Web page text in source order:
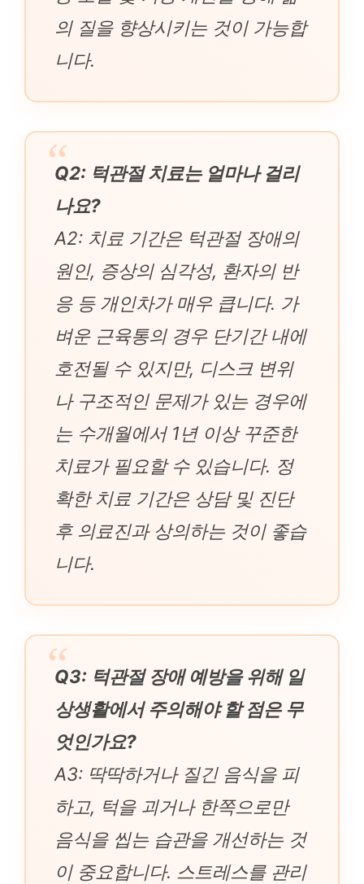
의 질을 향상시키는 것이 가능합
니다.
Q2: 턱관절 치료는 얼마나 걸리
나요?
A2: 치료 기간은 턱관절 장애의
원인, 증상의 심각성, 환자의 반
응 등 개인차가 매우 큽니다. 가
벼운 근육통의 경우 단기간 내에
호전될 수 있지만, 디스크 변위
나 구조적인 문제가 있는 경우에
는 수개월에서 1년 이상 꾸준한
치료가 필요할 수 있습니다. 정
확한 치료 기간은 상담 및 진단
후 의료진과 상의하는 것이 좋습
니다.
Q3: 턱관절 장애 예방을 위해 일
상생활에서 주의해야 할 점은 무
엇인가요?
A3: 딱딱하거나 질긴 음식을 피
하고, 턱을 괴거나 한쪽으로만
음식을 씹는 습관을 개선하는 것
이 중요합니다. 스트레스를 관리